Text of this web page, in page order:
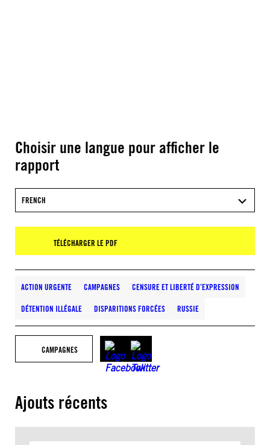
Choisir une langue pour afficher le
rapport
FRENCH
TÉLÉCHARGER LE PDF
ACTION URGENTE CAMPAGNES CENSURE ET LIBERTÉ D’EXPRESSION
DÉTENTION ILLÉGALE DISPARITIONS FORCÉES RUSSIE
CAMPAGNES
Ajouts récents